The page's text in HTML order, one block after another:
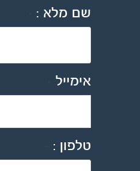
שם מלא :
אימייל
טלפון :